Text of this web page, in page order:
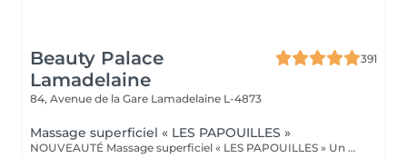
Beauty Palace
Lamadelaine
391
84, Avenue de la Gare Lamadelaine L-4873
Massage superficiel « LES PAPOUILLES »
NOUVEAUTÉ Massage superficiel « LES PAPOUILLES » Un moment de lâcher prise absolue, grâce a des toucher léger axé sur la caresse et le frisson agréable. A l'aide de plumes, de mains expertes et d'ustensiles soigneusement choisis, ce massage superficiel invite à un voyage sensoriel. Subtil pour apaiser le mental, relâcher les tensions émotionnelles se reconnecter à son corps en toute douceur. Idéal pour les personnes aimant les papouilles.